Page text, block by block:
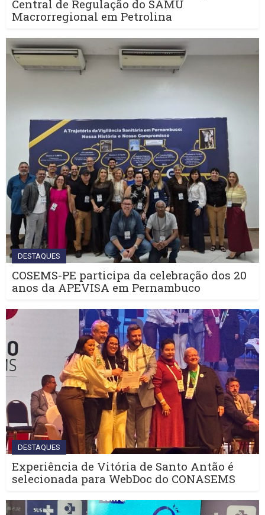
Central de Regulação do SAMU
Macrorregional em Petrolina
DESTAQUES
COSEMS-PE participa da celebração dos 20
anos da APEVISA em Pernambuco
DESTAQUES
Experiência de Vitória de Santo Antão é
selecionada para WebDoc do CONASEMS